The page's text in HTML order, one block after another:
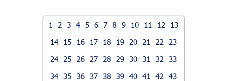
1 2 3 4 5 6 7 8 9 10 11 12
13
14
15 16 17 18 19 20 21 22
23
24
25 26 27 28 29 30 31 32
33
34 35 36 37 38 39 40 41 42
43